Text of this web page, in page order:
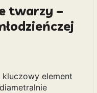
twarzy –
kluczowy element